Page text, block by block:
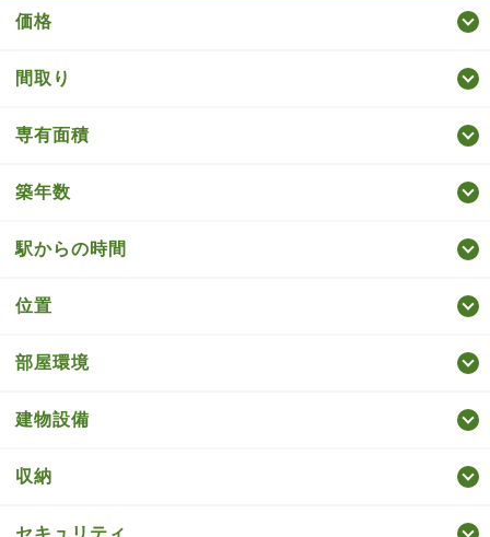
価格
間取り
専有面積
築年数
駅からの時間
位置
部屋環境
建物設備
収納